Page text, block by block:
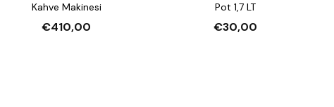
Kahve Makinesi
€410,00
Pot 1,7 LT
€30,00